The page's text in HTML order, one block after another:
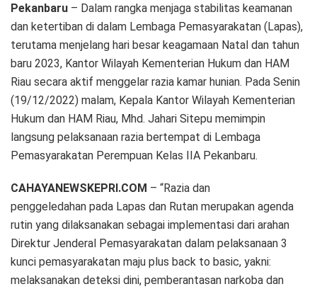
Pekanbaru – Dalam rangka menjaga stabilitas keamanan
dan ketertiban di dalam Lembaga Pemasyarakatan (Lapas),
terutama menjelang hari besar keagamaan Natal dan tahun
baru 2023, Kantor Wilayah Kementerian Hukum dan HAM
Riau secara aktif menggelar razia kamar hunian. Pada Senin
(19/12/2022) malam, Kepala Kantor Wilayah Kementerian
Hukum dan HAM Riau, Mhd. Jahari Sitepu memimpin
langsung pelaksanaan razia bertempat di Lembaga
Pemasyarakatan Perempuan Kelas IIA Pekanbaru.
CAHAYANEWSKEPRI.COM – “Razia dan
penggeledahan pada Lapas dan Rutan merupakan agenda
rutin yang dilaksanakan sebagai implementasi dari arahan
Direktur Jenderal Pemasyarakatan dalam pelaksanaan 3
kunci pemasyarakatan maju plus back to basic, yakni:
melaksanakan deteksi dini, pemberantasan narkoba dan